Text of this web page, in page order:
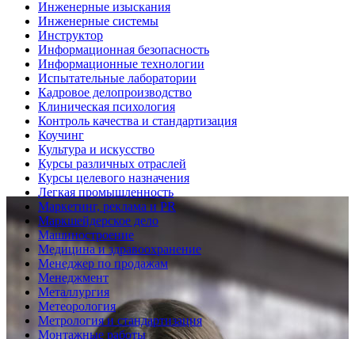
Инженерные изыскания
Инженерные системы
Инструктор
Информационная безопасность
Информационные технологии
Испытательные лаборатории
Кадровое делопроизводство
Клиническая психология
Контроль качества и стандартизация
Коучинг
Культура и искусство
Курсы различных отраслей
Курсы целевого назначения
Легкая промышленность
Маркетинг, реклама и PR
Маркшейдерское дело
Машиностроение
Медицина и здравоохранение
Менеджер по продажам
Менеджмент
Металлургия
Метеорология
Метрология и стандартизация
Монтажные работы